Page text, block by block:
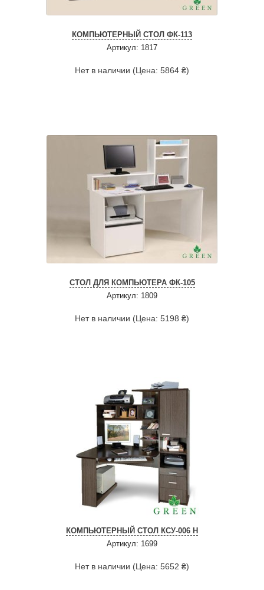
КОМПЬЮТЕРНЫЙ СТОЛ ФК-113
Артикул: 1817
Нет в наличии (Цена: 5864 ₴)
СТОЛ ДЛЯ КОМПЬЮТЕРА ФК-105
Артикул: 1809
Нет в наличии (Цена: 5198 ₴)
КОМПЬЮТЕРНЫЙ СТОЛ КСУ-006 Н
Артикул: 1699
Нет в наличии (Цена: 5652 ₴)